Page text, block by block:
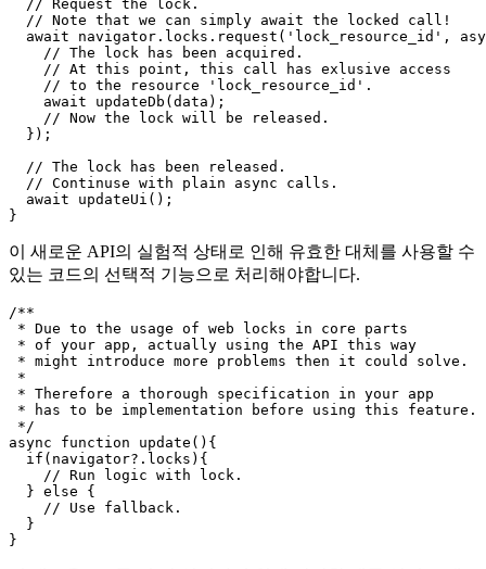
*/
async function foo(){
  // A common async function that you already know.
  const data = await getData();
  // Request the lock.
  // Note that we can simply await the locked call!
await navigator.locks.request('lock_resource_id',
    // The lock has been acquired.
    // At this point, this call has exlusive access
    // to the resource 'lock_resource_id'.
    await updateDb(data);
    // Now the lock will be released.
  });
  // The lock has been released.
  // Continuse with plain async calls.
  await updateUi();
이 새로운 API의 실험적 상태로 인해 유효한 대체를 사용할 수
있는 코드의 선택적 기능으로 처리해야합니다.
/**
* Due to the usage of web locks in core parts
* of your app, actually using the API this way
* might introduce more problems then it could solve.
*
* Therefore a thorough specification in your app
* has to be implementation before using this feature.
*/
async function update(){
  if(navigator?.locks){